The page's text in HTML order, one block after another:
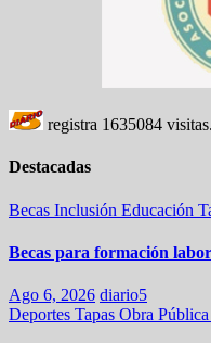
registra 1635084 visitas.
Destacadas
Becas Inclusión Educación
Becas para formación
Ago 6, 2026 diario5
Deportes Tapas Obra Pública